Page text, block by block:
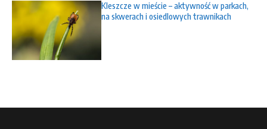
Kleszcze w mieście – aktywność w parkach,
na skwerach i osiedlowych trawnikach